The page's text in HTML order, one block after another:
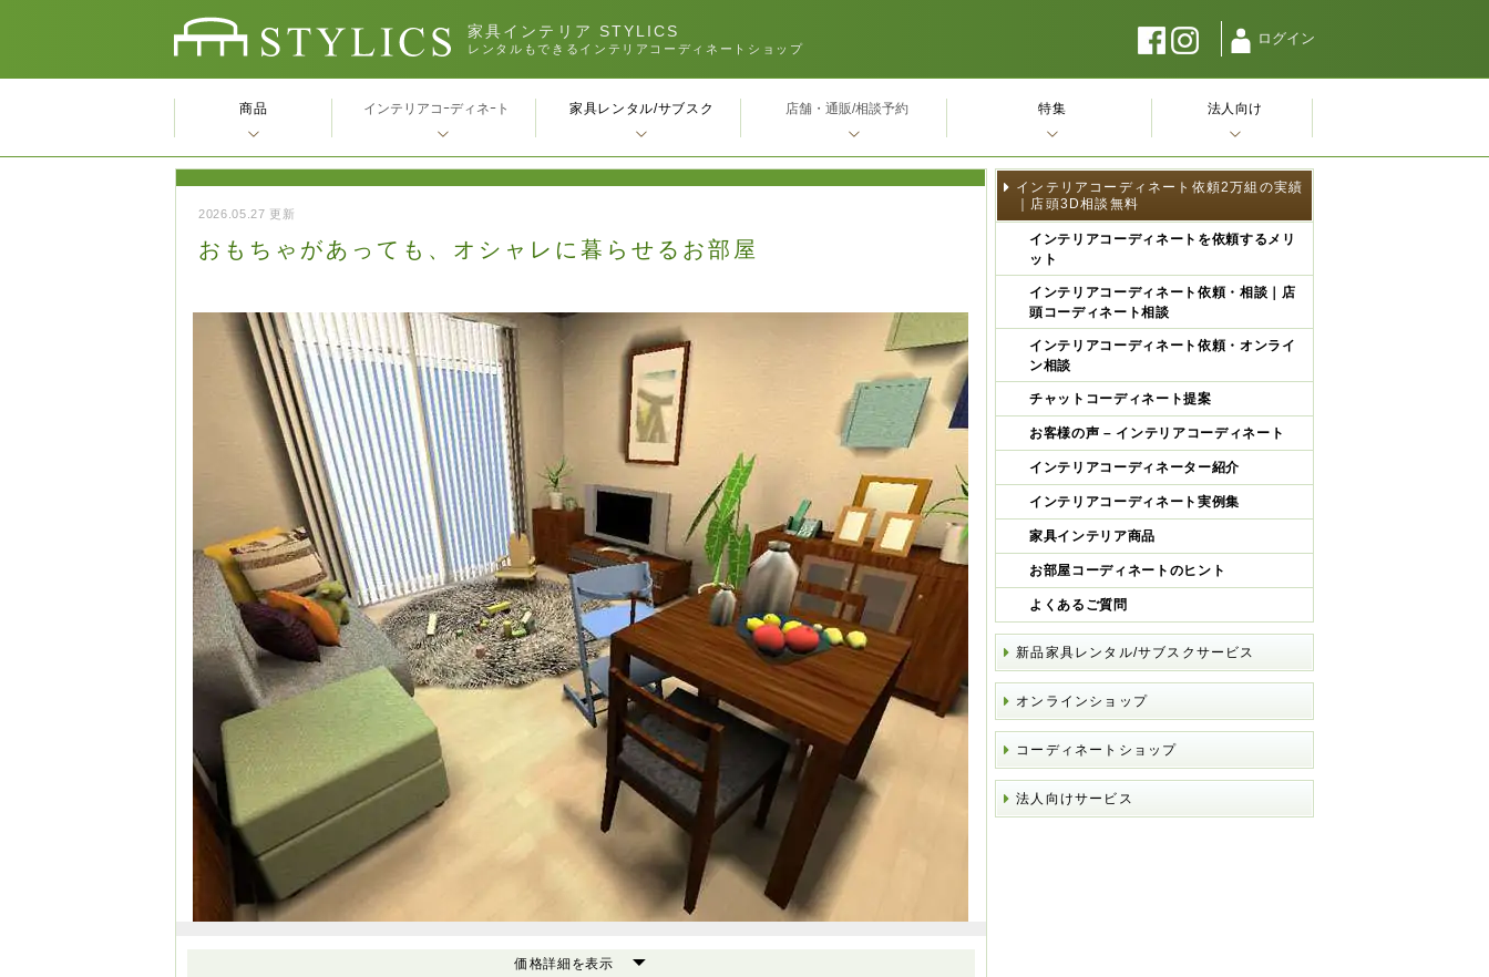
家具インテリア STYLICS
レンタルもできるインテリアコーディネートショップ
ログイン
2026.05.27 更新
おもちゃがあっても、オシャレに暮らせるお部屋
価格詳細を表示
インテリアコーディネート依頼2万組の実績
｜店頭3D相談無料
インテリアコーディネートを依頼するメリ
ット
インテリアコーディネート依頼・相談｜店
頭コーディネート相談
インテリアコーディネート依頼・オンライ
ン相談
チャットコーディネート提案
お客様の声 – インテリアコーディネート
インテリアコーディネーター紹介
インテリアコーディネート実例集
家具インテリア商品
お部屋コーディネートのヒント
よくあるご質問
新品家具レンタル/サブスクサービス
オンラインショップ
コーディネートショップ
法人向けサービス
商品 インテリアコｰディネｰト 家具レンタル/サブスク 店舗・通販/相談予約 特集 法人向け